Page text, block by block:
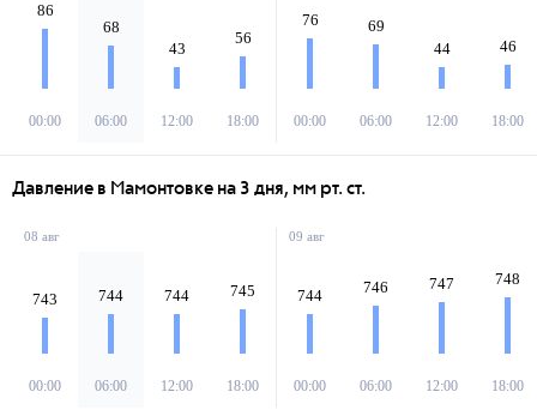
86
00:00
68
06:00
43
12:00
56
18:00
76
00:00
69
06:00
44
12:00
46
18:00
Давление в Мамонтовке на 3 дня, мм рт. ст.
08 авг
743
00:00
744
06:00
744
12:00
745
18:00
09 авг
744
00:00
746
06:00
747
12:00
748
18:00